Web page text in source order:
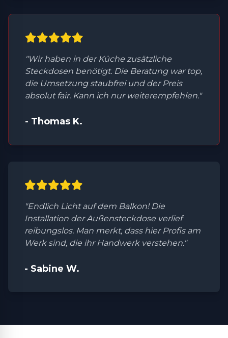
"Wir haben in der Küche zusätzliche
Steckdosen benötigt. Die Beratung war top,
die Umsetzung staubfrei und der Preis
absolut fair. Kann ich nur weiterempfehlen."
- Thomas K.
"Endlich Licht auf dem Balkon! Die
Installation der Außensteckdose verlief
reibungslos. Man merkt, dass hier Profis am
Werk sind, die ihr Handwerk verstehen."
- Sabine W.